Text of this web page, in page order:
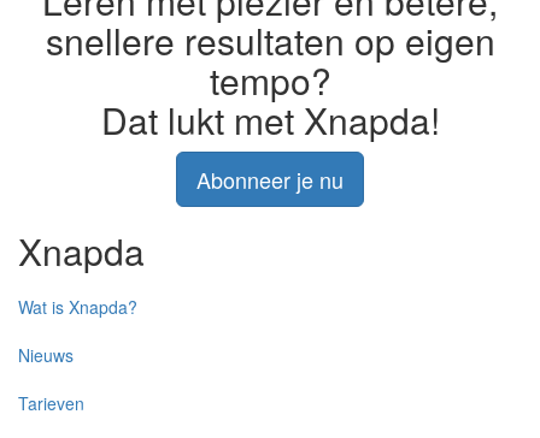
snellere resultaten op eigen
tempo?
Dat lukt met Xnapda!
Abonneer je nu
Xnapda
Wat is Xnapda?
Nieuws
Tarieven